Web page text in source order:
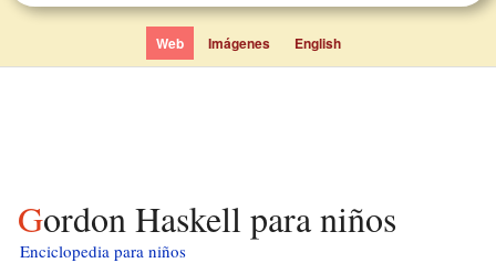
Web Imágenes English
Gordon Haskell para niños
Enciclopedia para niños